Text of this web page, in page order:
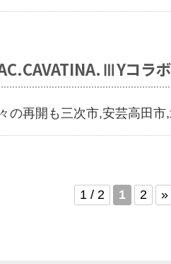
コラ
の再開も三次市,安芸高田
1 / 2 1 2 »